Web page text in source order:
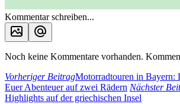
Kommentar schreiben...
Noch keine Kommentare vorhanden.
Vorheriger BeitragMotorradtouren in Bayern:
Euer Abenteuer auf zwei Rädern Nächster
Highlights auf der griechischen Insel